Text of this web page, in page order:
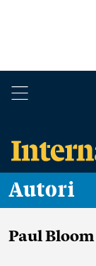
Autori
Paul Bloom